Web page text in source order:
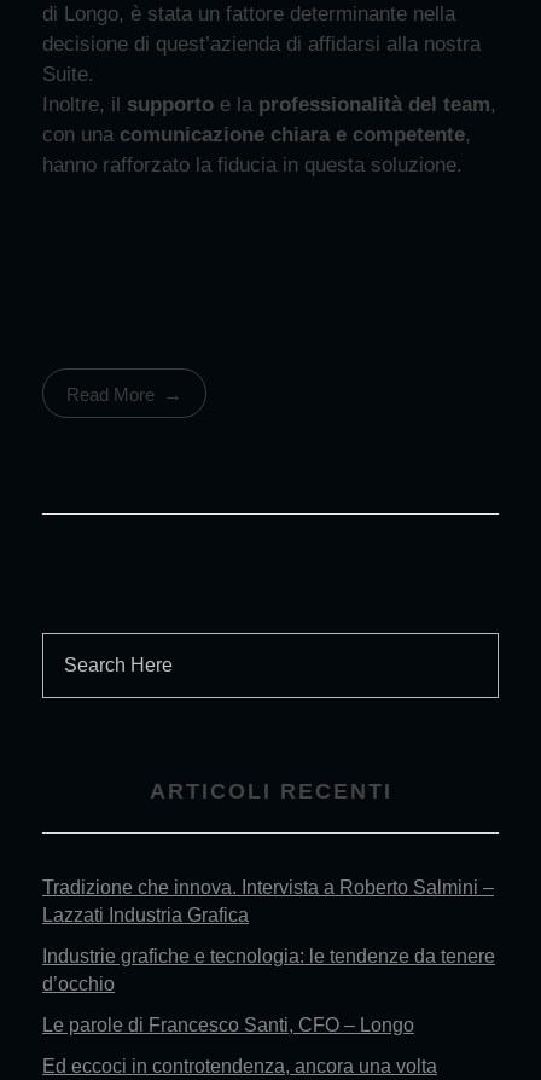
di Longo, è stata un fattore determinante nella
decisione di quest’azienda di affidarsi alla nostra
Suite.
Inoltre, il supporto e la professionalità del team,
con una comunicazione chiara e competente,
hanno rafforzato la fiducia in questa soluzione.
Read More
ARTICOLI RECENTI
Tradizione che innova. Intervista a Roberto Salmini –
Lazzati Industria Grafica
Industrie grafiche e tecnologia: le tendenze da tenere
d’occhio
Le parole di Francesco Santi, CFO – Longo
Ed eccoci in controtendenza, ancora una volta